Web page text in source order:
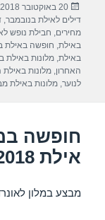
e
b
o
o
פורסם
בתאריך
20 באוקטובר 2018
דילים לאילת בנובמבר ,
מחירים חבילת נופש
באילת חופשה באילת
באילת ,מלונות באילת
האחרון ,מלונות
לנוער ,מלונות באילת
חופשה
אילת 23/10/2018
מבצע במלון